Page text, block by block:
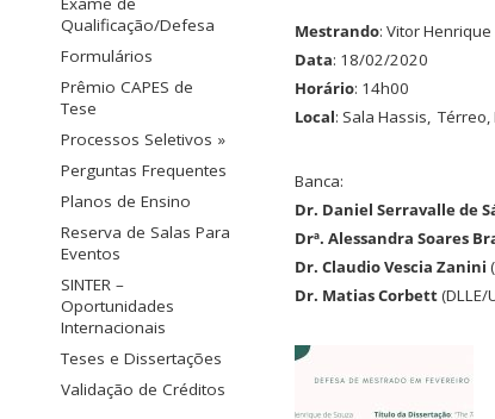
Qualificação/Defesa
Formulários
Prêmio CAPES de
Tese
Processos Seletivos »
Perguntas Frequentes
Planos de Ensino
Reserva de Salas Para
Eventos
SINTER –
Oportunidades
Internacionais
Teses e Dissertações
Validação de Créditos
Mestrando: Vitor
Data: 18/02/2020
Horário: 14h00
Local: Sala Hassis, Térreo,
Banca:
Dr. Daniel Serravalle de
Drª. Alessandra Soares
Dr. Claudio Vescia Zanini
Dr. Matias Corbett(DLLE/